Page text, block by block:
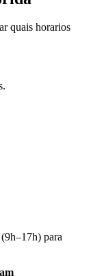
quais horarios
para